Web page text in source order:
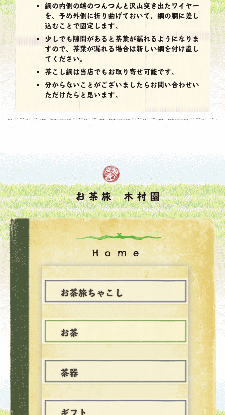
網の内側の端のつんつんと沢山突き出たワイヤー
を、予め外側に折り曲げておいて、網の胴に差し
込むことで固定します。
少しでも隙間があると茶葉が漏れるようになりま
すので、茶葉が漏れる場合は新しい網を付け直し
てください。
茶こし網は当店でもお取り寄せ可能です。
分からないことがございましたらお問い合わせい
ただけたらと思います。
お茶旅 木村園
Home
お茶旅ちゃこし
お茶
茶器